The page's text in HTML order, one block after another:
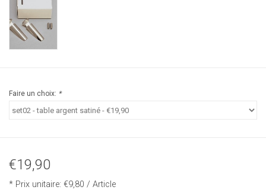
Faire un choix: *
€19,90
* Prix unitaire: €9,80 / Article